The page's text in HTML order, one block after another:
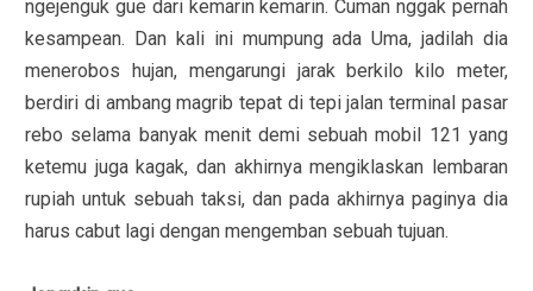
ngejenguk gue dari kemarin kemarin. Cuman nggak pernah
kesampean. Dan kali ini mumpung ada Uma, jadilah dia
menerobos hujan, mengarungi jarak berkilo kilo meter,
berdiri di ambang magrib tepat di tepi jalan terminal pasar
rebo selama banyak menit demi sebuah mobil 121 yang
ketemu juga kagak, dan akhirnya mengiklaskan lembaran
rupiah untuk sebuah taksi, dan pada akhirnya paginya dia
harus cabut lagi dengan mengemban sebuah tujuan.